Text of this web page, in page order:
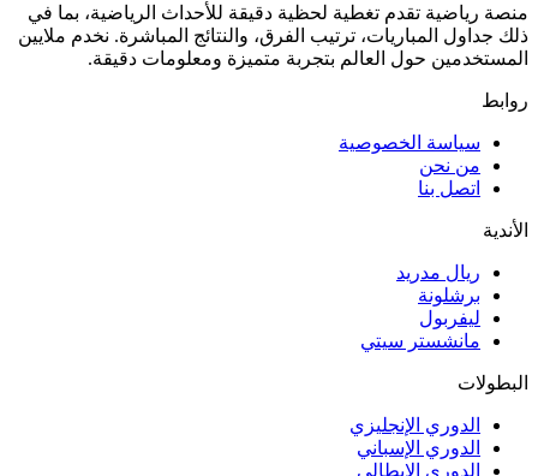
منصة رياضية تقدم تغطية لحظية دقيقة للأحداث الرياضية، بما في
ذلك جداول المباريات، ترتيب الفرق، والنتائج المباشرة. نخدم ملايين
المستخدمين حول العالم بتجربة متميزة ومعلومات دقيقة.
روابط
سياسة الخصوصية
من نحن
اتصل بنا
الأندية
ريال مدريد
برشلونة
ليفربول
مانشستر سيتي
البطولات
الدوري الإنجليزي
الدوري الإسباني
الدوري الإيطالي